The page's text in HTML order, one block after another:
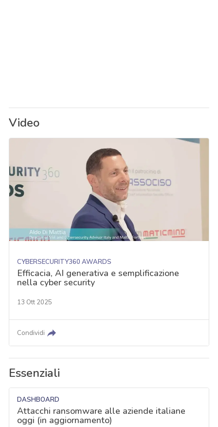
Video
CYBERSECURITY360 AWARDS
Efficacia, AI generativa e semplificazione
nella cyber security
13 Ott 2025
Condividi
Essenziali
DASHBOARD
Attacchi ransomware alle aziende italiane
oggi (in aggiornamento)